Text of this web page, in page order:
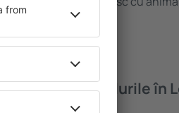
oferă hotelurile în